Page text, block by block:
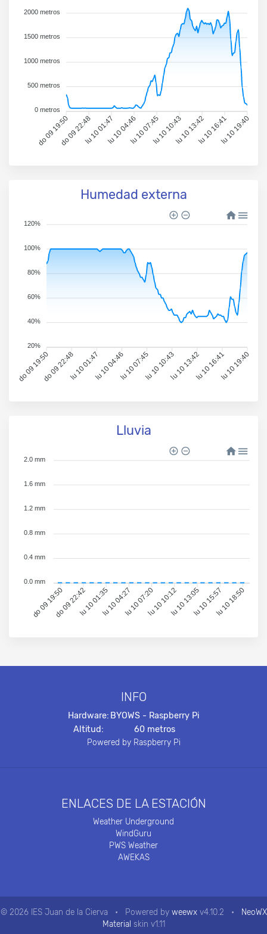
do 09 19:50do 09 22:48lu 10 01:47lu 10 04:46lu 10 07:45lu 10 10:43lu 10 13:42lu 10 16:41lu 10 19:40
2000 metros
1500 metros
1000 metros
500 metros
0 metros
Humedad externa
do 09 19:50do 09 22:48lu 10 01:47lu 10 04:46lu 10 07:45lu 10 10:43lu 10 13:42lu 10 16:41lu 10 19:40
120%
100%
80%
60%
40%
20%
Lluvia
do 09 19:50do 09 22:42lu 10 01:35lu 10 04:27lu 10 07:20lu 10 10:12lu 10 13:05lu 10 15:57lu 10 18:50
2.0 mm
1.6 mm
1.2 mm
0.8 mm
0.4 mm
0.0 mm
INFO
Hardware: BYOWS - Raspberry Pi
Altitud:
60 metros
Powered by Raspberry Pi
ENLACES DE LA ESTACIÓN
Weather Underground
WindGuru
PWS Weather
AWEKAS
© 2026 IES Juan de la Cierva • Powered by weewxv4.10.2 •
NeoWX
Material skin v1.11